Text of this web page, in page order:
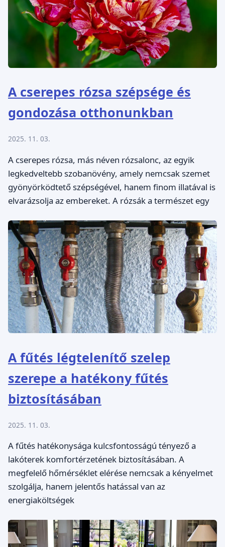
A cserepes rózsa szépsége és
gondozása otthonunkban
2025. 11. 03.
A cserepes rózsa, más néven rózsalonc, az egyik
legkedveltebb szobanövény, amely nemcsak szemet
gyönyörködtető szépségével, hanem finom illatával is
elvarázsolja az embereket. A rózsák a természet egy
A fűtés légtelenítő szelep
szerepe a hatékony fűtés
biztosításában
2025. 11. 03.
A fűtés hatékonysága kulcsfontosságú tényező a
lakóterek komfortérzetének biztosításában. A
megfelelő hőmérséklet elérése nemcsak a kényelmet
szolgálja, hanem jelentős hatással van az
energiaköltségek